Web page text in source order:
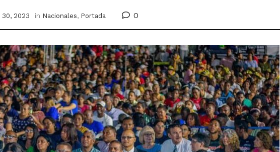
30, 2023 in Nacionales, Portada 0